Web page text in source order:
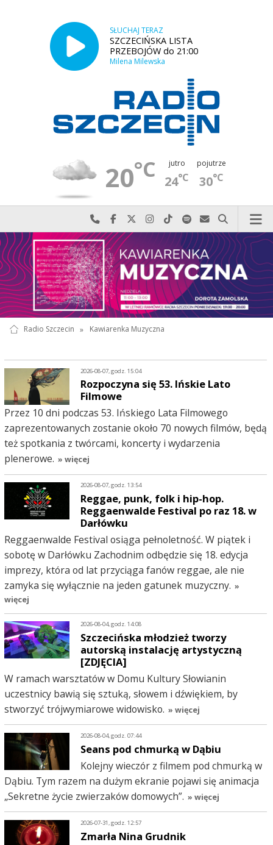
SŁUCHAJ TERAZ
SZCZECIŃSKA LISTA
PRZEBOJÓW do 21:00
Milena Milewska
20°C jutro
24°C
pojutrze
30°C
Najlepiej po prostu do nas zadzwoń
Odwiedź nas na Facebook-u
Odwiedź nas na X
Odwiedź nas na Instagram-ie
Odwiedź nas na TikTok-u
Szukaj nas na Spotify
Wyślij do nas
Szukaj
Radio Szczecin » Kawiarenka Muzyczna
2026-08-07, godz. 15:04
Rozpoczyna się 53. Ińskie Lato
Filmowe
Przez 10 dni podczas 53. Ińskiego Lata Filmowego
zaprezentowanych zostanie około 70 nowych filmów, będą
też spotkania z twórcami, koncerty i wydarzenia
plenerowe. » więcej
2026-08-07, godz. 13:54
Reggae, punk, folk i hip-hop.
Reggaenwalde Festival po raz 18. w
Darłówku
Reggaenwalde Festival osiąga pełnoletność. W piątek i
sobotę w Darłówku Zachodnim odbędzie się 18. edycja
imprezy, która od lat przyciąga fanów reggae, ale nie
zamyka się wyłącznie na jeden gatunek muzyczny. »
więcej
2026-08-04, godz. 14:08
Szczecińska młodzież tworzy
autorską instalację artystyczną
[ZDJĘCIA]
W ramach warsztatów w Domu Kultury Słowianin
uczestnicy bawią się sztuką, słowem i dźwiękiem, by
stworzyć trójwymiarowe widowisko. » więcej
2026-08-04, godz. 07:44
Seans pod chmurką w Dąbiu
Kolejny wieczór z filmem pod chmurką w
Dąbiu. Tym razem na dużym ekranie pojawi się animacja
„Sekretne życie zwierzaków domowych”. » więcej
2026-07-31, godz. 12:57
Zmarła Nina Grudnik